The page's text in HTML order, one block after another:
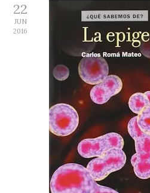
22
JUN
2016